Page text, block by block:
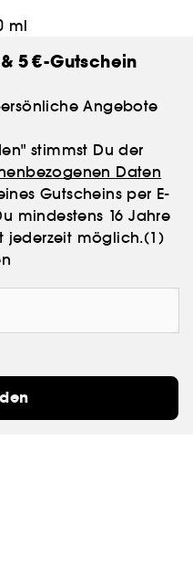
ml
5 €-Gutschein
Angebote
stimmst Du der
Daten
Gutscheins per E-
mindestens 16 Jahre
jederzeit möglich.(1)